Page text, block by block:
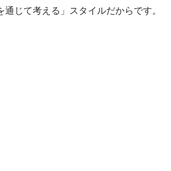
じて考える」スタイルだからです。